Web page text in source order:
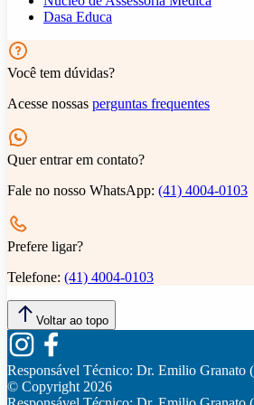
Dasa Educa
Você tem dúvidas?
Acesse nossas perguntas frequentes
Quer entrar em contato?
Fale no nosso WhatsApp: (41) 4004-0103
Prefere ligar?
Telefone: (41) 4004-0103
Voltar ao topo
Responsável Técnico: Dr. Emilio Granato
© Copyright 2026